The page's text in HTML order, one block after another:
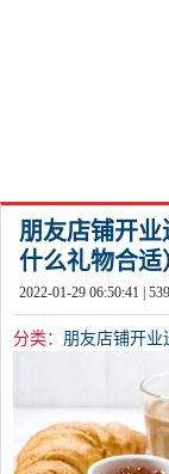
朋友店铺开
什么礼物合适
2022-01-29 06:50:41 | 539
分类： 朋友店铺开业